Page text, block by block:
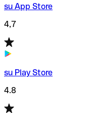
su App Store
4,7
su Play Store
4.8